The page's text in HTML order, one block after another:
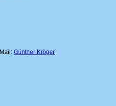
Mail: Günther Kröger